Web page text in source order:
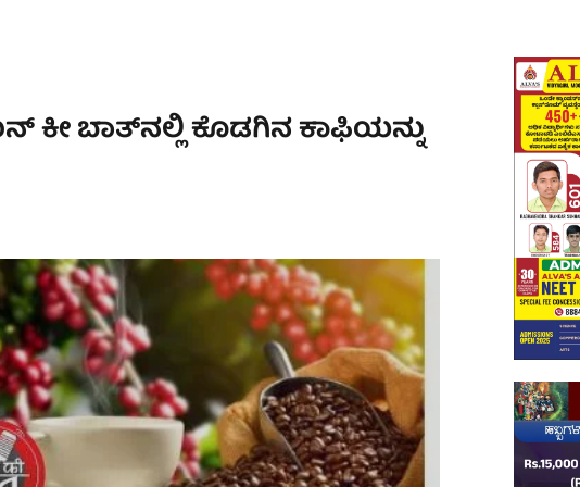
ಕೀ ಬಾತ್‌ನಲ್ಲಿ ಕೊಡಗಿನ ಕಾಫಿಯನ್ನು